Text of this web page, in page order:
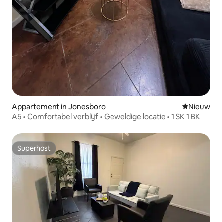
Appartement in Jonesboro Nieuwe
Nieuw
A5 • Comfortabel verblijf • Geweldige locatie • 1 SK 1 BK
Superhost
Superhost